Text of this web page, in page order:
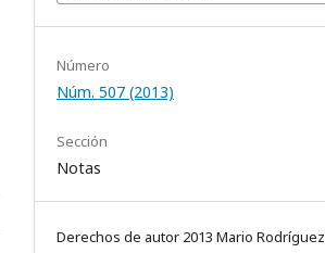
Número
Núm. 507 (2013)
Sección
Notas
Derechos de autor 2013 Mario Rodríguez